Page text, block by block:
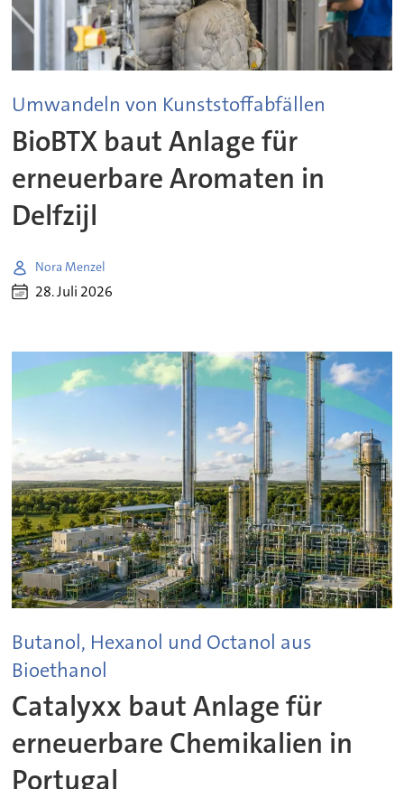
Umwandeln von Kunststoffabfällen
BioBTX baut Anlage für
erneuerbare Aromaten in
Delfzijl
Nora Menzel
28. Juli 2026
Butanol, Hexanol und Octanol aus
Bioethanol
Catalyxx baut Anlage für
erneuerbare Chemikalien in
Portugal